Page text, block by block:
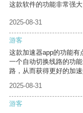
这款软件的功能非常强
2025-08-31
游客
这款加速器app的功能有
一个自动切换线路的功
路，从而获得更好的加速
2025-08-31
游客